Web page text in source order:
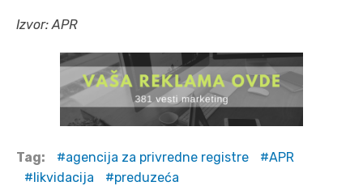
Izvor: APR
Tag: agencija za privredne registre
APR
likvidacija
preduzeća